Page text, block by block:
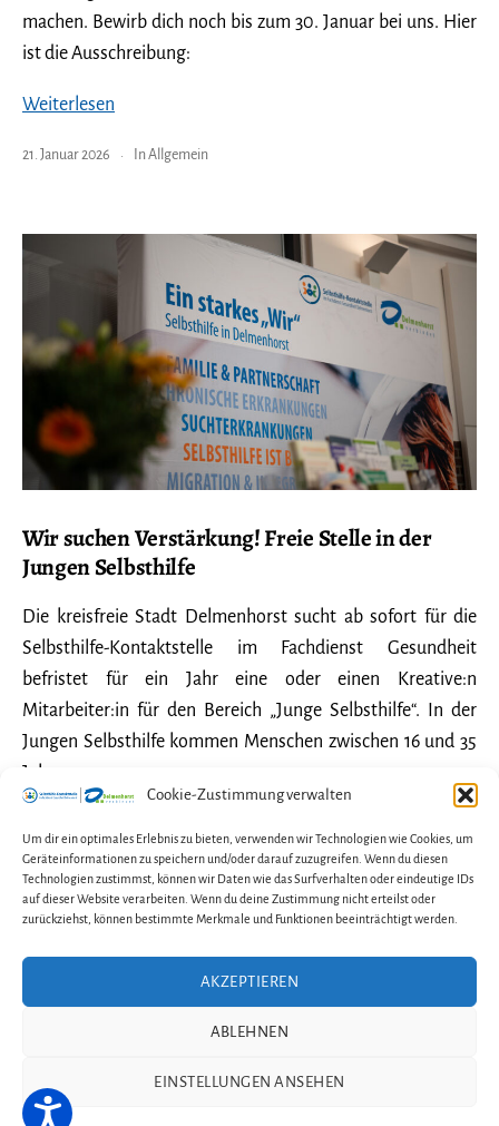
Cookie-Zustimmung verwalten
Um dir ein optimales Erlebnis zu bieten, verwenden wir Technologien wie Cookies, um
Geräteinformationen zu speichern und/oder darauf zuzugreifen. Wenn du diesen
Technologien zustimmst, können wir Daten wie das Surfverhalten oder eindeutige IDs
auf dieser Website verarbeiten. Wenn du deine Zustimmung nicht erteilst oder
zurückziehst, können bestimmte Merkmale und Funktionen beeinträchtigt werden.
AKZEPTIEREN
ABLEHNEN
EINSTELLUNGEN ANSEHEN
machen. Bewirb dich noch bis zum 30. Januar bei uns. Hier
ist die Ausschreibung:
Weiterlesen
Selbsthilfe!
21. Januar 2026 InAllgemein
Wir suchen Verstärkung! Freie Stelle in der
Jungen Selbsthilfe
Die kreisfreie Stadt Delmenhorst sucht ab sofort für die
Selbsthilfe-Kontaktstelle im Fachdienst Gesundheit
befristet für ein Jahr eine oder einen Kreative:n
Mitarbeiter:in für den Bereich „Junge Selbsthilfe“. In der
Jungen Selbsthilfe kommen Menschen zwischen 16 und 35
Jahren zusammen, um…
suchen
Verstärkung!
Freie
der
Selbsthilfe
2. Juli 2025 InAllgemein
© 2026
Selbsthilfe-Kontaktstelle im Fachdienst Gesundheit
Delmenhorst
Kontakt Impressum
Datenschutzerklärung